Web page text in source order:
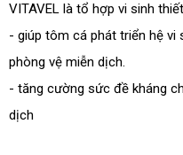
VITAVEL là tổ hợp vi sinh
- giúp tôm cá phát triển hệ
phòng vệ miễn dịch.
- tăng cường sức đề kháng
dịch